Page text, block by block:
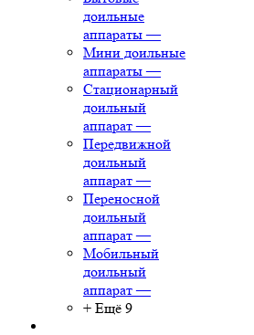
доильные
аппараты —
Мини доильные
аппараты —
Стационарный
доильный
аппарат —
Передвижной
доильный
аппарат —
Переносной
доильный
аппарат —
Мобильный
доильный
аппарат —
+ Ещё 9